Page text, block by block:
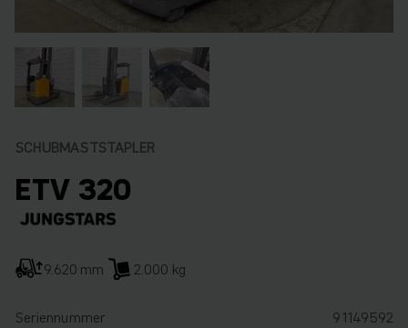
SCHUBMASTSTAPLER
ETV 320
9.620 mm 2.000 kg
Seriennummer
91149592